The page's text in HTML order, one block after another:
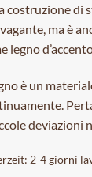
costruzione di
ma è
legno
è un
deviazioni
2-4 giorni